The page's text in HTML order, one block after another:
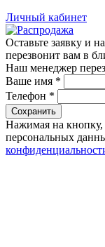
Личный кабинет
Оставьте заявку и
перезвонит вам в
Наш менеджер
Ваше имя *
Телефон *
Сохранить
Нажимая на кнопку,
персональных